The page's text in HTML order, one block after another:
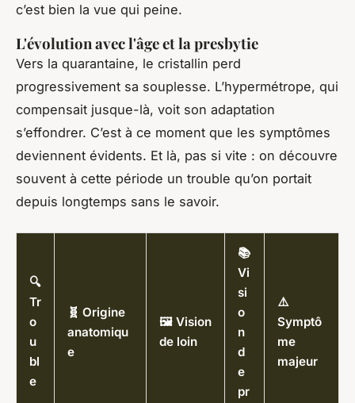
c’est bien la vue qui peine.
L'évolution avec l'âge et la presbytie
Vers la quarantaine, le cristallin perd
progressivement sa souplesse. L’hypermétrope, qui
compensait jusque-là, voit son adaptation
s’effondrer. C’est à ce moment que les symptômes
deviennent évidents. Et là, pas si vite : on découvre
souvent à cette période un trouble qu’on portait
depuis longtemps sans le savoir.
🔍
Tr
o
u
bl
e
🧬 Origine
anatomiqu
e
🖼️ Vision
de loin
📚
Vi
si
o
n
d
e
pr
⚠️
Symptô
me
majeur